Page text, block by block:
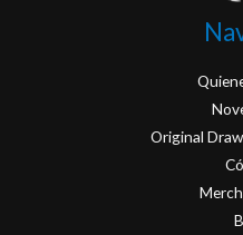
Original